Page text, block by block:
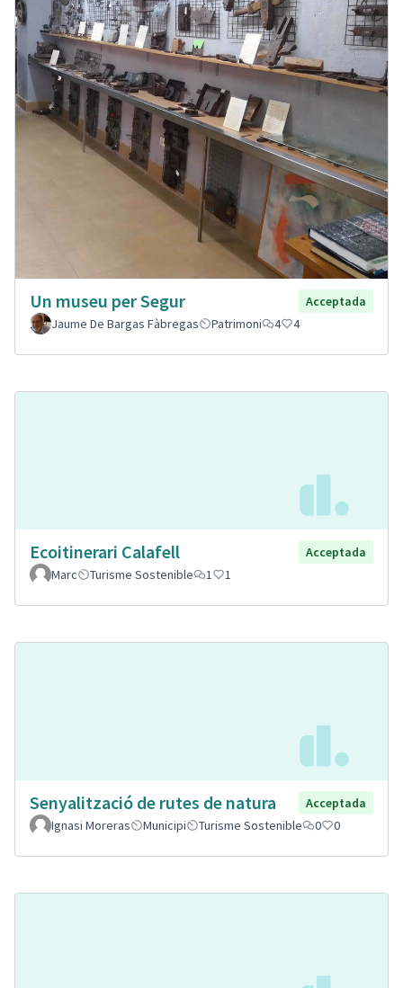
Un museu per Segur
Acceptada
Jaume De Bargas Fàbregas
Patrimoni 4 4
Ecoitinerari Calafell
Acceptada
Marc
Turisme Sostenible 1 1
Senyalització de rutes de natura
Acceptada
Ignasi Moreras
Municipi Turisme Sostenible 0 0